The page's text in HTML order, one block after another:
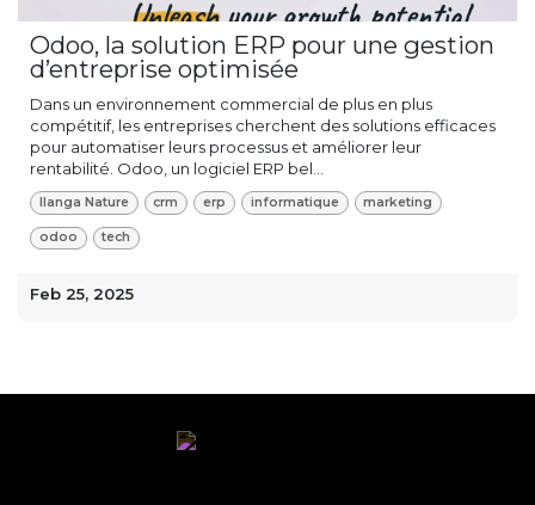
Odoo, la solution ERP pour une gestion
d’entreprise optimisée
Dans un environnement commercial de plus en plus
compétitif, les entreprises cherchent des solutions efficaces
pour automatiser leurs processus et améliorer leur
rentabilité. Odoo, un logiciel ERP bel...
Ilanga Nature crm erp informatique marketing
odoo tech
Feb 25, 2025